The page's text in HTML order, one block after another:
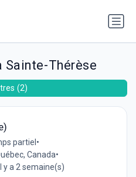
Sainte-Thérèse
partiel •
Canada•
Il y a 2 semaine(s)
(2)